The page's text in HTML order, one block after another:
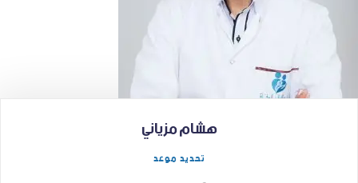
هشام مزياني
تحديد موعد